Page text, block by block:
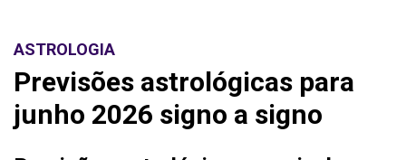
ASTROLOGIA
Previsões astrológicas para
junho 2026 signo a signo